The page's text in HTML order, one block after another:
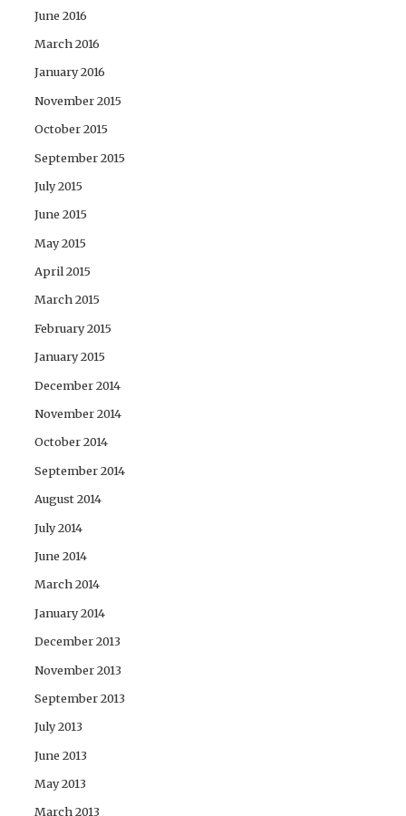
June 2016
March 2016
January 2016
November 2015
October 2015
September 2015
July 2015
June 2015
May 2015
April 2015
March 2015
February 2015
January 2015
December 2014
November 2014
October 2014
September 2014
August 2014
July 2014
June 2014
March 2014
January 2014
December 2013
November 2013
September 2013
July 2013
June 2013
May 2013
March 2013